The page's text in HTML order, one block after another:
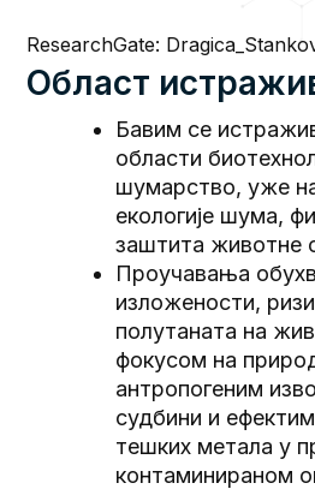
ResearchGate:
Област
Бавим се
области
шумарство, уже
екологије шума,
заштита животне
Проучавања
изложености,
полутаната на
фокусом на
антропогеним
судбини и
тешких метала у
контаминираном